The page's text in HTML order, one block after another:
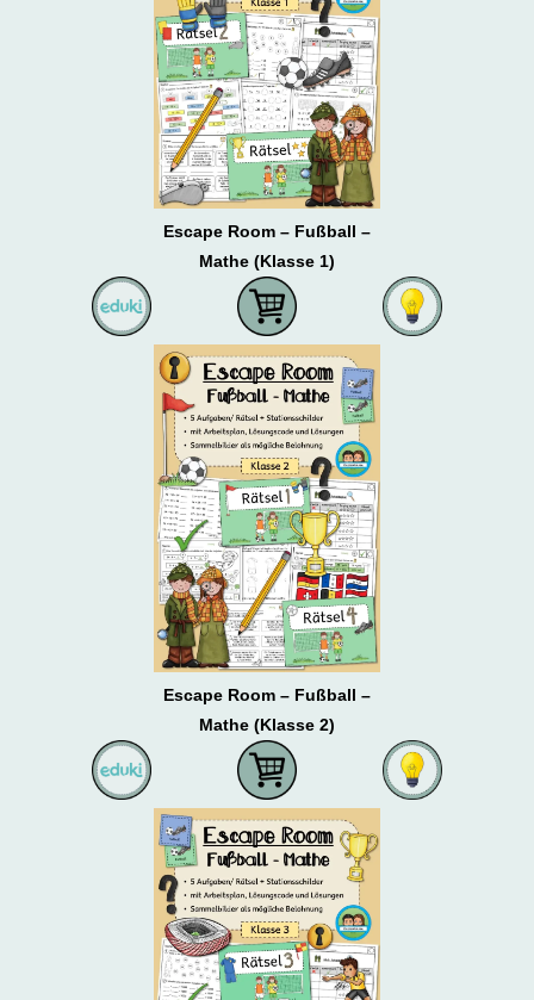
Escape Room – Fußball –
Mathe (Klasse 1)
Escape Room – Fußball –
Mathe (Klasse 2)